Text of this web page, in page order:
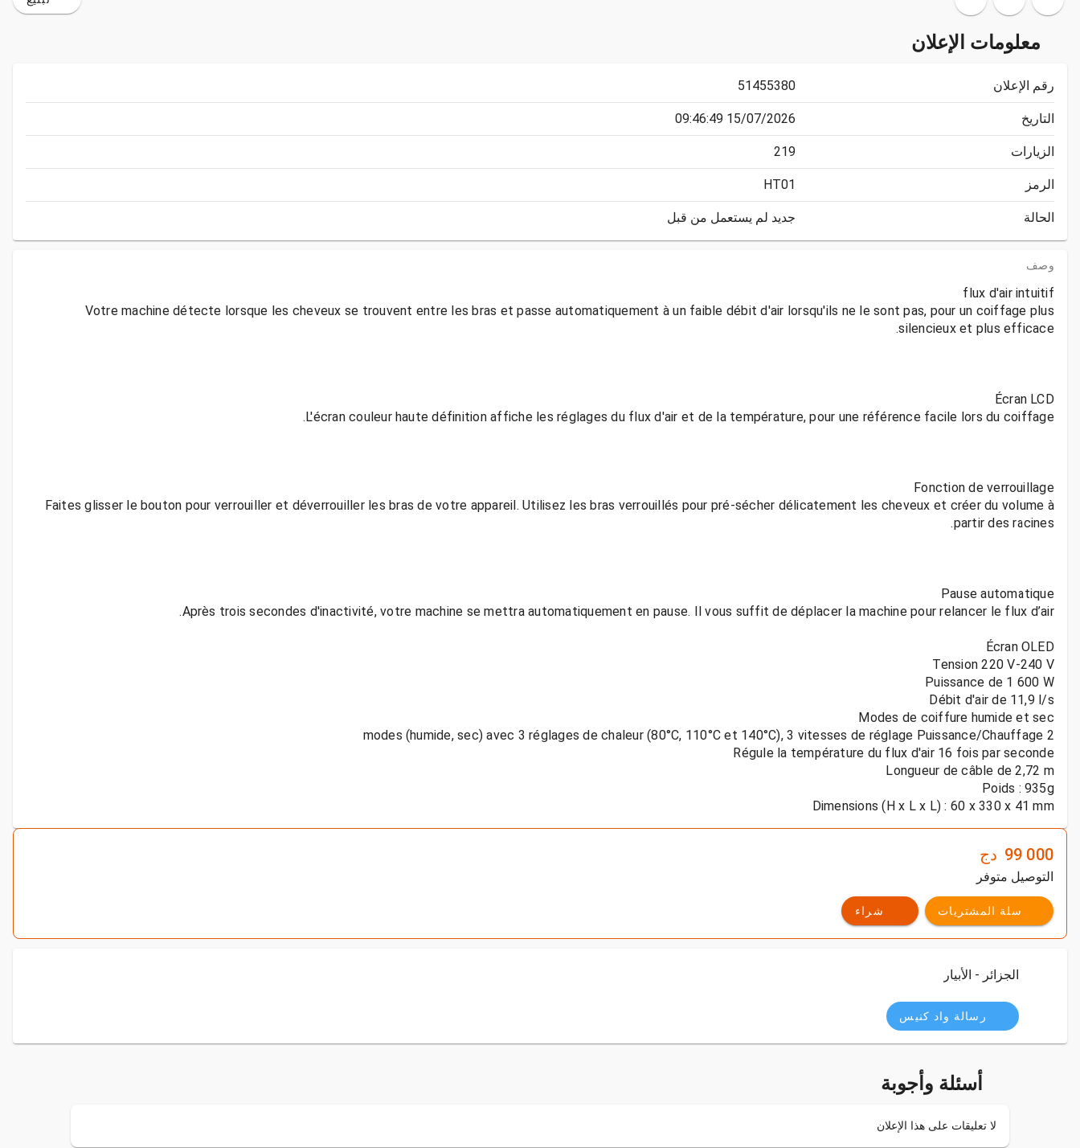
معلومات الإعلان
رقم الإعلان 51455380
التاريخ 15/07/2026 09:46:49
الزيارات 219
الرمز HT01
الحالة جديد لم يستعمل من قبل
وصف
Votre machine détecte lorsque les cheveux se trouvent entre les bras et passe automatiquement à un faible débit d'air lorsqu'ils ne le sont pas, pour un coiffage plus
Faites glisser le bouton pour verrouiller et déverrouiller les bras de votre appareil. Utilisez les bras verrouillés pour pré-sécher délicatement les cheveux et créer du volume à
Dimensions (H x L x L) : 60 x 330 x 41 mm
99 000 دج
التوصيل متوفر
سلة المشتريات شراء
الجزائر - الأبيار
رسالة واد كنيس
أسئلة وأجوبة
لا تعليقات على هذا الإعلان